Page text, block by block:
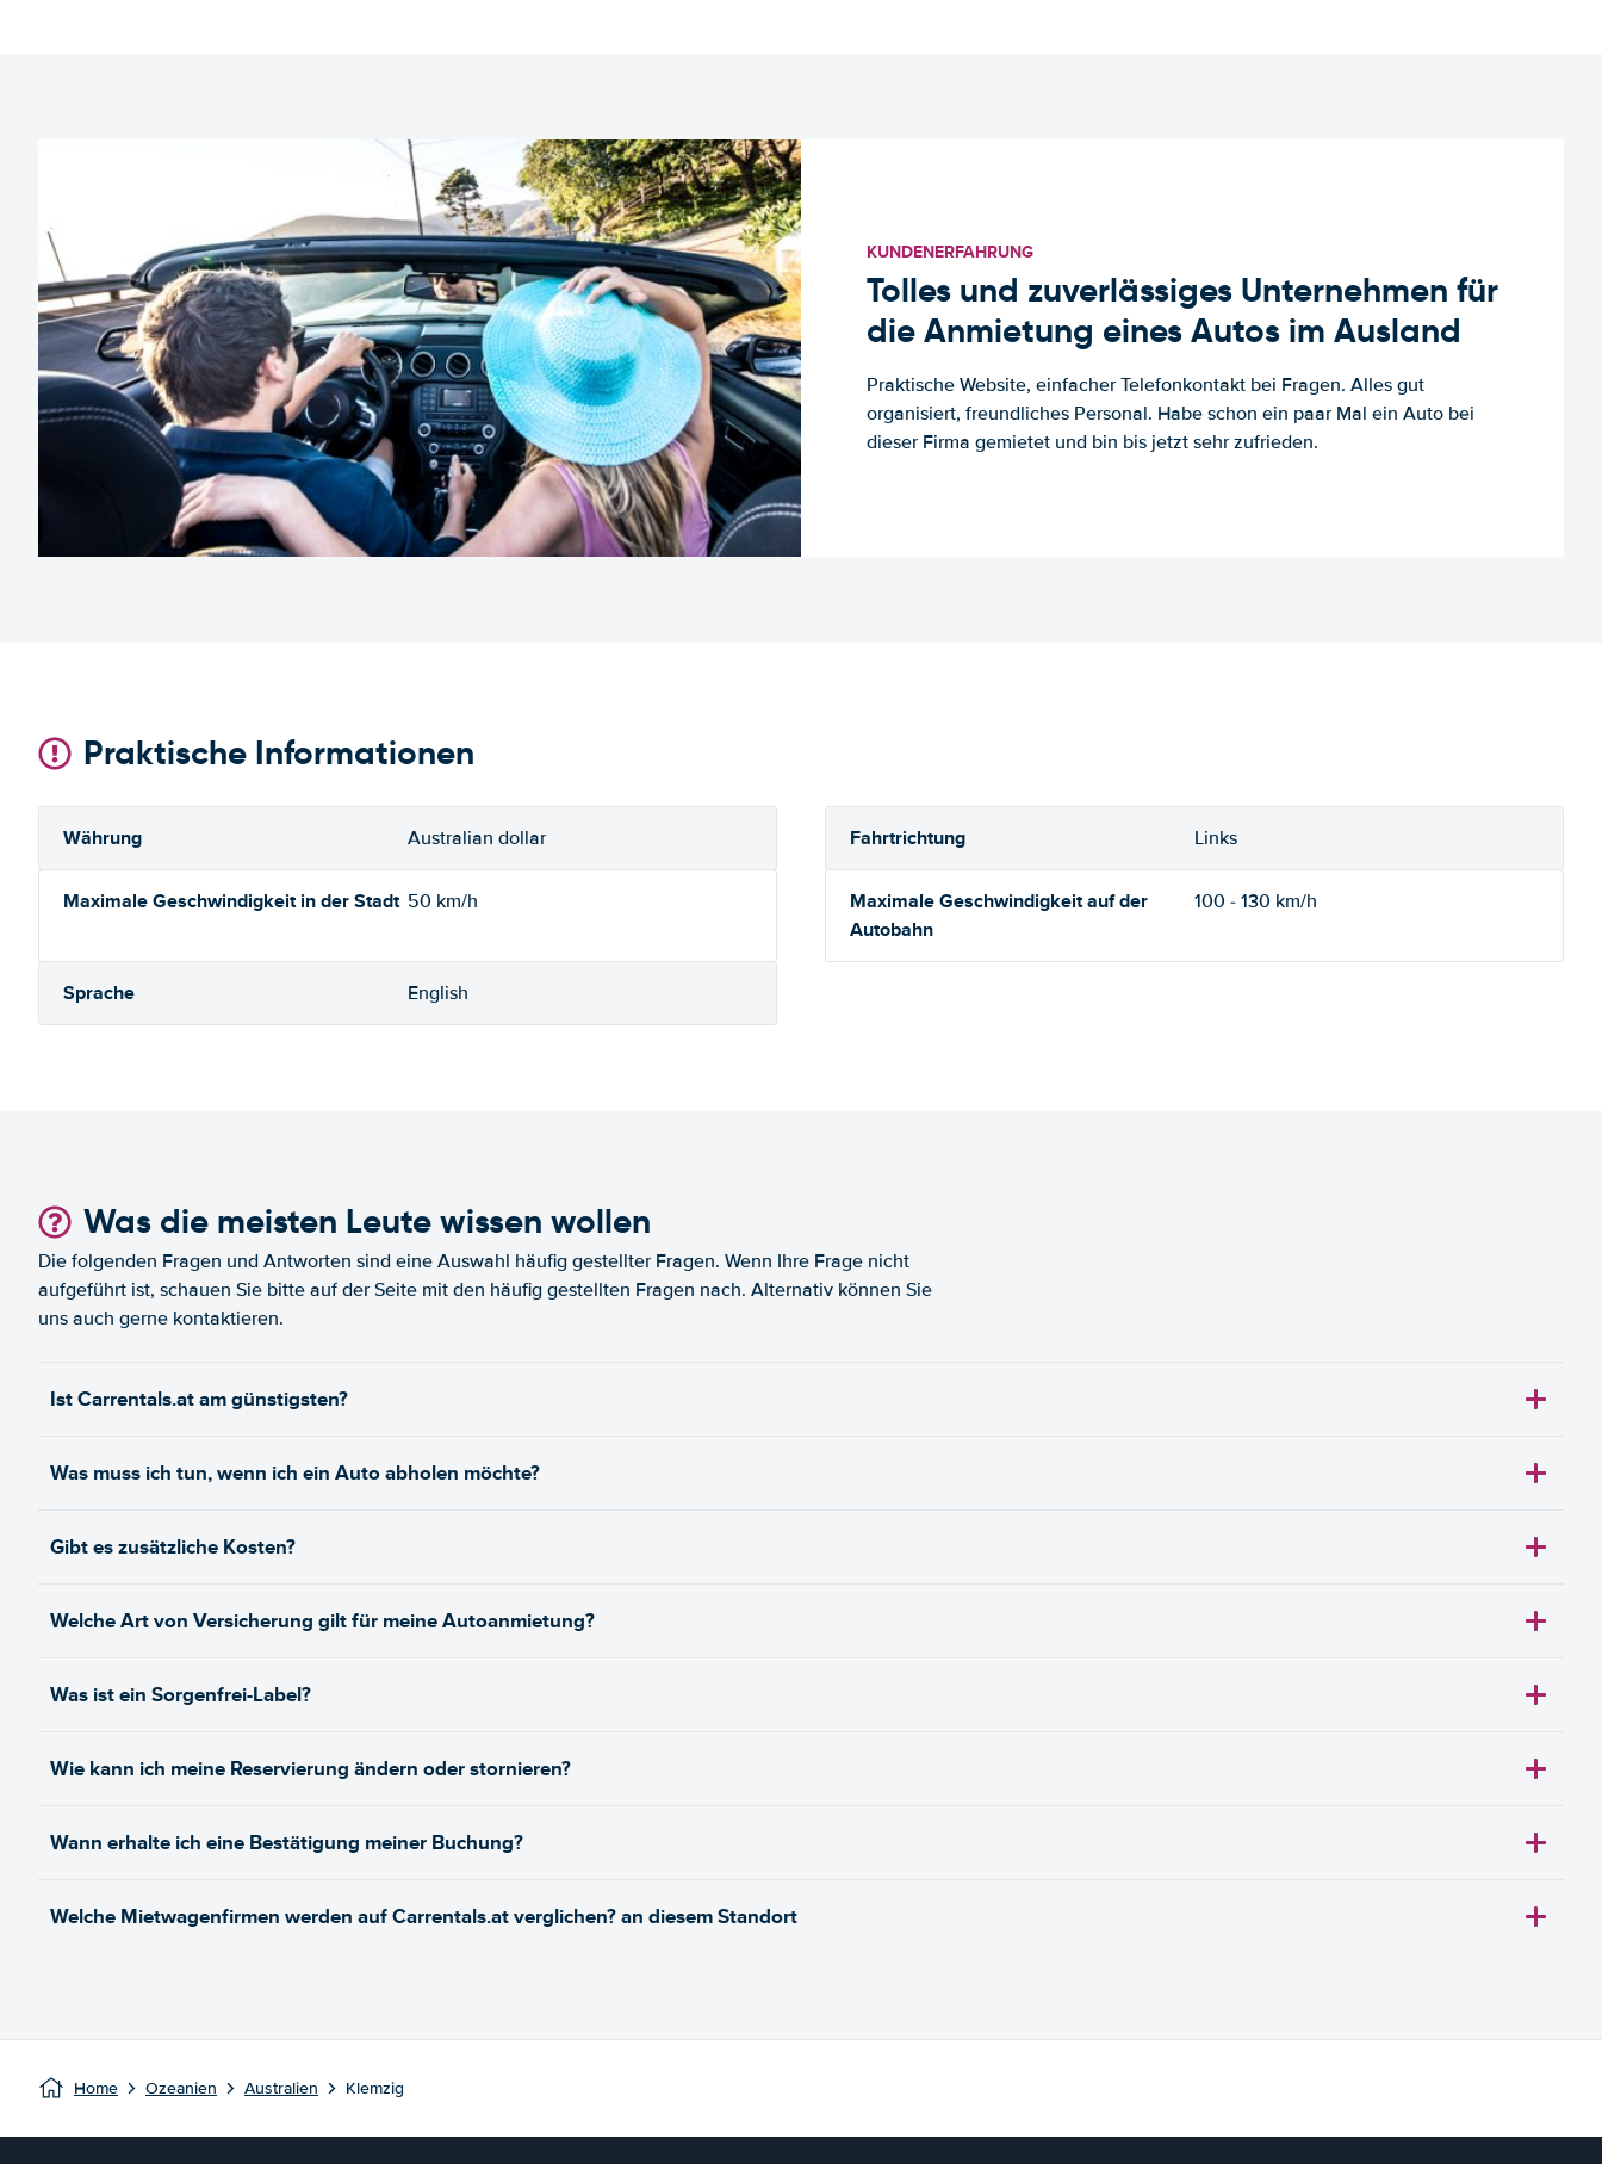
KUNDENERFAHRUNG
Tolles und zuverlässiges Unternehmen für
die Anmietung eines Autos im Ausland
Praktische Website, einfacher Telefonkontakt bei Fragen. Alles gut
organisiert, freundliches Personal. Habe schon ein paar Mal ein Auto bei
dieser Firma gemietet und bin bis jetzt sehr zufrieden.
Praktische Informationen
Währung Australian dollar Fahrtrichtung Links
Maximale Geschwindigkeit in der Stadt 50 km/h
Maximale Geschwindigkeit auf der
Autobahn
100 - 130 km/h
Sprache English
Was die meisten Leute wissen wollen
Die folgenden Fragen und Antworten sind eine Auswahl häufig gestellter Fragen. Wenn Ihre Frage nicht
aufgeführt ist, schauen Sie bitte auf der Seite mit den häufig gestellten Fragen nach. Alternativ können Sie
uns auch gerne kontaktieren.
Ist Carrentals.at am günstigsten?
Was muss ich tun, wenn ich ein Auto abholen möchte?
Gibt es zusätzliche Kosten?
Welche Art von Versicherung gilt für meine Autoanmietung?
Was ist ein Sorgenfrei-Label?
Wie kann ich meine Reservierung ändern oder stornieren?
Wann erhalte ich eine Bestätigung meiner Buchung?
Welche Mietwagenfirmen werden auf Carrentals.at verglichen? an diesem Standort
Home Ozeanien Australien Klemzig